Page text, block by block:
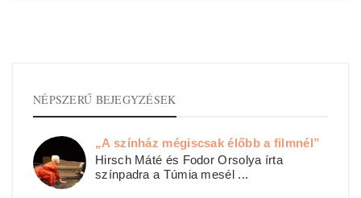
NÉPSZERŰ BEJEGYZÉSEK
„A színház mégiscsak élőbb a filmnél”
Hirsch Máté és Fodor Orsolya írta
színpadra a Túmia mesél ...